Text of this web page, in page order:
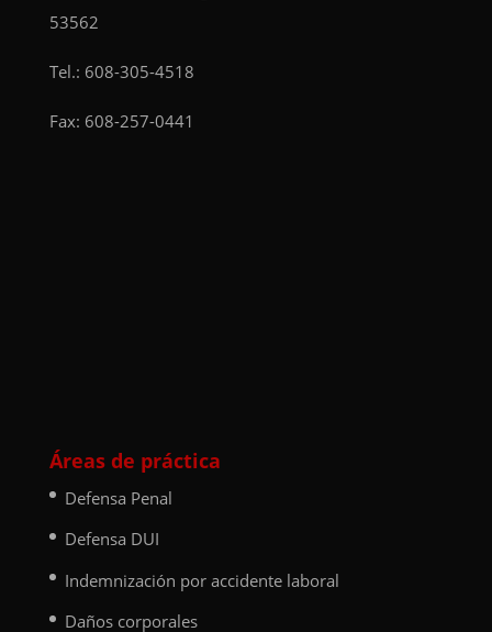
53562
Tel.: 608-305-4518
Fax: 608-257-0441
Áreas de práctica
Defensa Penal
Defensa DUI
Indemnización por accidente laboral
Daños corporales